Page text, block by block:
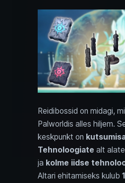
Reidibossid on midagi,
Palworldis alles hiljem.
keskpunkt on
Tehnoloogiate alt
ja kolme iidse
Altari ehitamiseks kulub